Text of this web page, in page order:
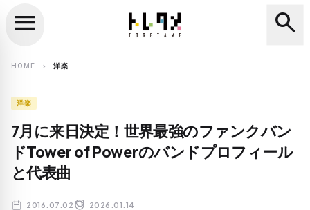
search
menu search
HOME chevron_right 洋楽
洋楽
7月に来日決定！世界最強のファンクバン
ドTower of Powerのバンドプロフィール
と代表曲
2016.07.02 2026.01.14